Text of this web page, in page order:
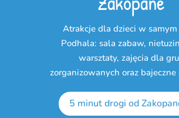
Atrakcje dla dzieci w samym
Podhala: sala zabaw,
warsztaty, zajęcia dla
zorganizowanych oraz
5 minut drogi od